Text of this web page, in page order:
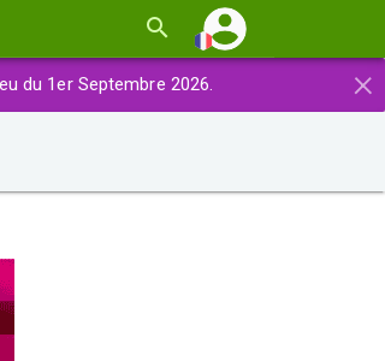
×
du 1er Septembre 2026.